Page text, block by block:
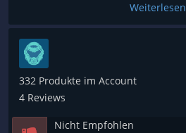
Weiterlesen
332 Produkte im Account
4 Reviews
Nicht Empfohlen